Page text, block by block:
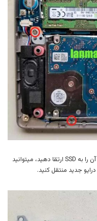
اگر بخواهید هارد دیسک سیستم را عوض کنید یا آن را به SSD ارتقا دهید، میتوانید
جدید منتقل کنید.